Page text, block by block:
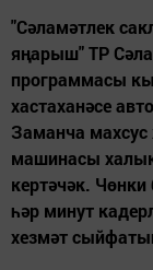
"Сәламәтлек
яңарыш" ТР
программасы
хастаханәсе
Заманча
машинасы
кертәчәк.
һәр минут
хезмәт